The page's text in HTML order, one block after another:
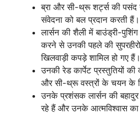
ब्रा और सी-थ्रू शर्ट्स की
संवेदना को बल प्रदान करती हैं।
लार्सन की शैली में बाउंड्री-
करने से उनकी पहले की
खिलवाड़ी कपड़े शामिल हो गए हैं।
उनकी रेड कार्पेट प्रस्तुतियों की
और सी-थ्रू वस्त्रों के चयन के
उनके प्रशंसक लार्सन की
रहे हैं और उनके आत्मविश्वास का